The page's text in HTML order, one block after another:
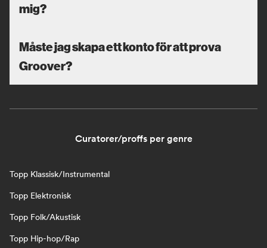
mig?
Måste jag skapa ett konto för att prova
Groover?
Curatorer/proffs per genre
Topp Klassisk/Instrumental
Topp Elektronisk
Topp Folk/Akustisk
Topp Hip-hop/Rap